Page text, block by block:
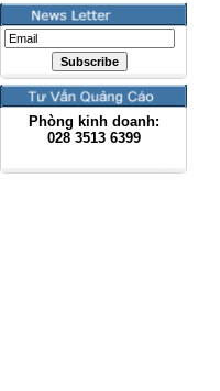
Phòng kinh doanh:
028 3513 6399